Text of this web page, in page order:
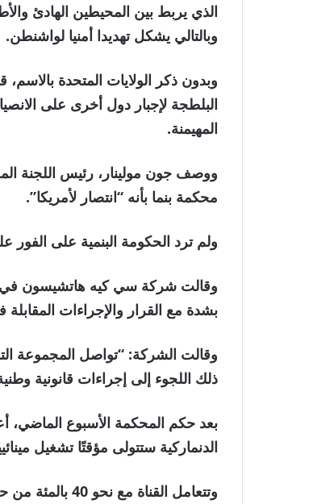
الذي يربط بين المحيطين الهادئ
وبالتالي يشكل تهديدا أمنيا لواشنطن.
وبدون ذكر الولايات المتحدة
البلطجة لإجبار دول أخرى على
المهيمنة.
ووصف جون مولينار، رئيس اللجنة
محكمة بنما بأنه “انتصار لأمريكا”.
ولم ترد الحكومة البنمية على
وقالت شركة سي كيه هاتشيسون في
بشدة مع القرار والإجراءات المقابلة
وقالت الشركة: “تواصل المجموعة
ذلك اللجوء إلى إجراءات قانونية
الدنماركية ستتولى مؤقتًا تشغيل